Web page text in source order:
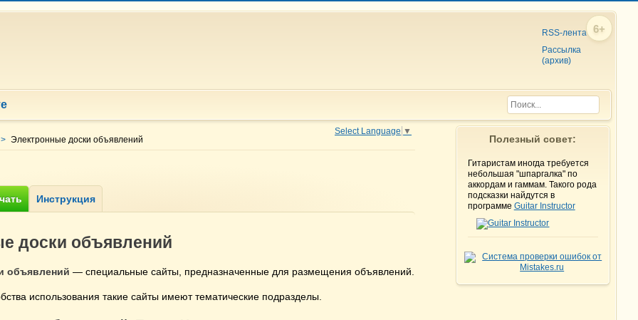
6+
RSS-лента
Рассылка
(архив)
> Электронные доски объявлений
Select Language ▼
доски объявлений
объявлений — специальные сайты, предназначенные для размещения объявлений.
использования такие сайты имеют тематические подразделы.
Полезный совет:
Гитаристам иногда требуется
небольшая "шпаргалка" по
аккордам и гаммам. Такого рода
подсказки найдутся в
программе Guitar Instructor